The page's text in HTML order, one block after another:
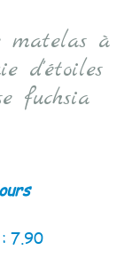
matelas à
d'étoiles
fuchsia
7.90